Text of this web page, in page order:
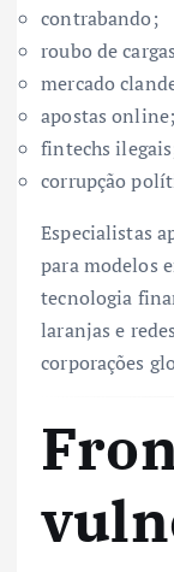
contrabando;
roubo de
mercado
apostas online;
fintechs
corrupção
Especialistas
para modelos
tecnologia
laranjas e
corporações